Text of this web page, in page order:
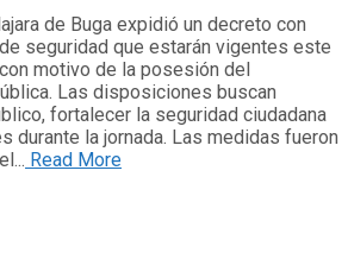
y generación de redes de
de Buga expidió un decreto con
seguridad que estarán vigentes este
motivo de la posesión del
Las disposiciones buscan
fortalecer la seguridad ciudadana
durante la jornada. Las medidas fueron
Read More